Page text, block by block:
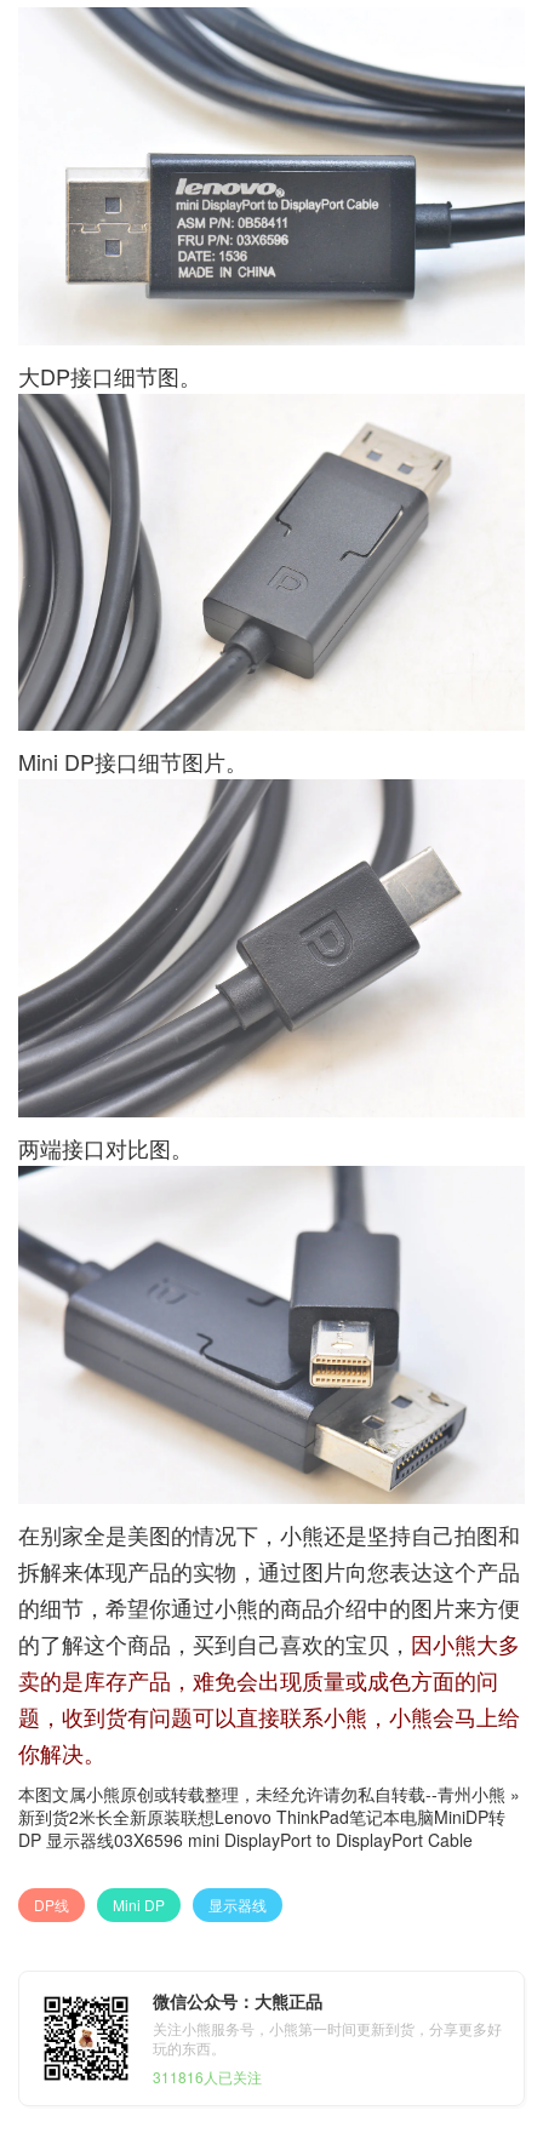
大DP接口细节图。
Mini DP接口细节图片。
两端接口对比图。
在别家全是美图的情况下，小熊还是坚持自己拍图和
拆解来体现产品的实物，通过图片向您表达这个产品
的细节，希望你通过小熊的商品介绍中的图片来方便
的了解这个商品，买到自己喜欢的宝贝， 因小熊大多
卖的是库存产品，难免会出现质量或成色方面的问
题，收到货有问题可以直接联系小熊，小熊会马上给
你解决。
本图文属小熊原创或转载整理，未经允许请勿私自转载--青州小熊 »
新到货2米长全新原装联想Lenovo ThinkPad笔记本电脑MiniDP转
DP 显示器线03X6596 mini DisplayPort to DisplayPort Cable
DP线 Mini DP 显示器线
微信公众号：大熊正品
关注小熊服务号，小熊第一时间更新到货，分享更多好
玩的东西。
311816人已关注